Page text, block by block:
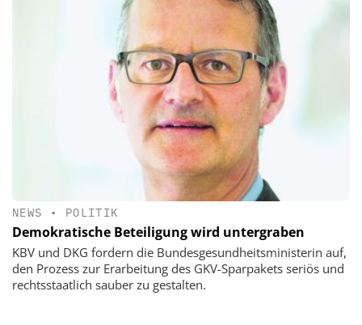
NEWS • POLITIK
Demokratische Beteiligung wird untergraben
KBV und DKG fordern die Bundesgesundheitsministerin auf,
den Prozess zur Erarbeitung des GKV-Sparpakets seriös und
rechtsstaatlich sauber zu gestalten.